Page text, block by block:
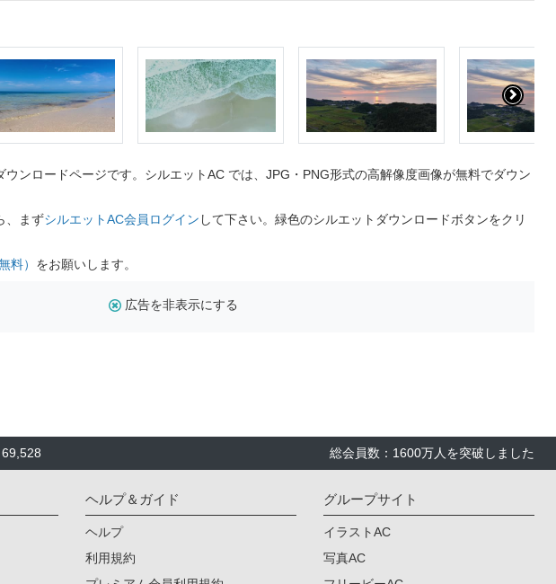
ンロードページです。シルエットAC では、JPG・PNG形式の高解像度画像が無料でダウン
、まずシルエットAC会員ログイン して下さい。緑色のシルエットダウンロードボタンをクリ
料） をお願いします。
広告を非表示にする
総会員数：1600万人を突破しました
ヘルプ＆ガイド
ヘルプ
利用規約
グループサイト
イラストAC
写真AC